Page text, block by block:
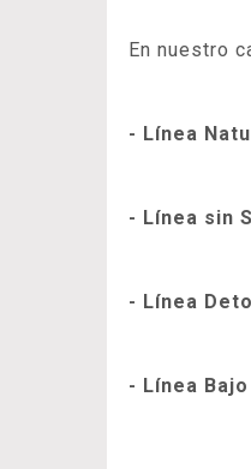
En nuestro
- Línea
- Línea sin
- Línea
- Línea